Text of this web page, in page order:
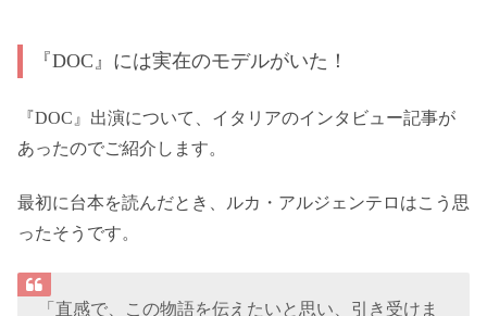
『DOC』には実在のモデルがいた！
『DOC』出演について、イタリアのインタビュー記事が
あったのでご紹介します。
最初に台本を読んだとき、ルカ・アルジェンテロはこう思
ったそうです。
「直感で、この物語を伝えたいと思い、引き受けま